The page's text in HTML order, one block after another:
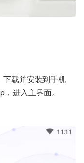
下载并安装到手机
进入主界面。